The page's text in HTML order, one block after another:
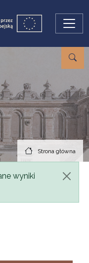
Strona główna
wyniki